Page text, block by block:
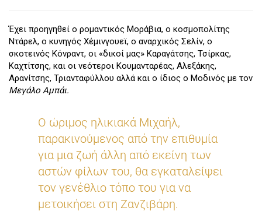
Έχει προηγηθεί ο ρομαντικός Μοράβια, ο κοσμοπολίτης
Ντάρελ, ο κυνηγός Χέμινγουεϊ, ο αναρχικός Σελίν, ο
σκοτεινός Κόνραντ, οι «δικοί μας» Καραγάτσης, Τσίρκας,
Καχτίτσης, και οι νεότεροι Κουμανταρέας, Αλεξάκης,
Αρανίτσης, Τριανταφύλλου αλλά και ο ίδιος ο Μοδινός με τον
Μεγάλο Αμπάι.
Ο ώριμος ηλικιακά Μιχαήλ,
παρακινούμενος από την επιθυμία
για μια ζωή άλλη από εκείνη των
αστών φίλων του, θα εγκαταλείψει
τον γενέθλιο τόπο του για να
μετοικήσει στη Ζανζιβάρη.